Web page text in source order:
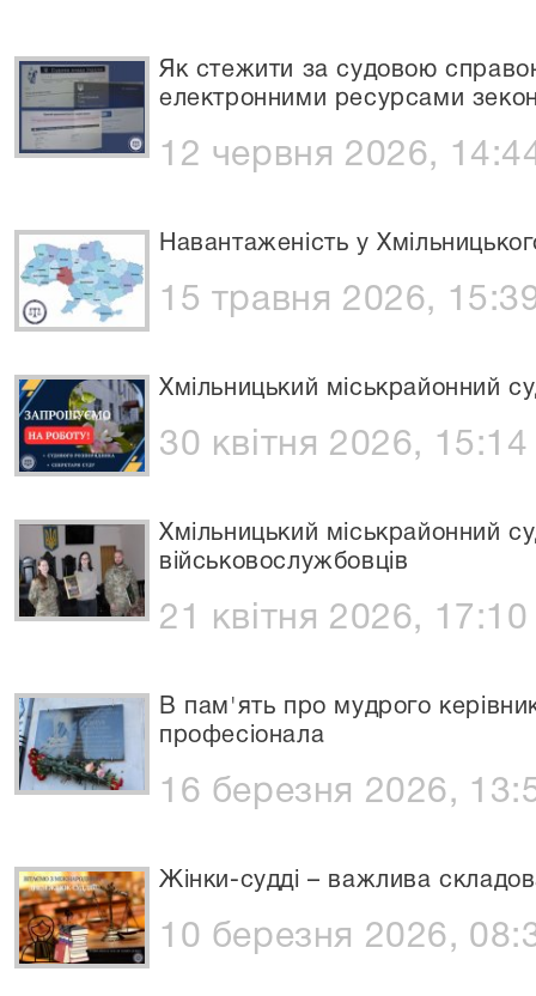
Як стежити за судовою
електронними ресурсами
12 червня 2026,
Навантаженість у
15 травня 2026,
Хмільницький міськрайонний
30 квітня 2026, 15:14
Хмільницький міськрайонний
військовослужбовців
21 квітня 2026, 17:10
В пам'ять про мудрого
професіонала
16 березня 2026,
Жінки-судді – важлива
10 березня 2026,